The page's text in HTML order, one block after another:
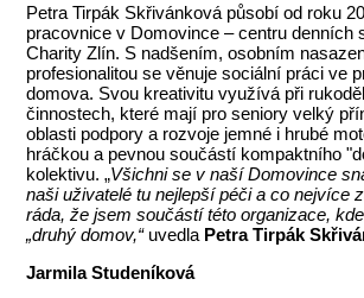
Petra Tirpák Skřivánková působí od roku
pracovnice v Domovince – centru denních
Charity Zlín. S nadšením, osobním
profesionalitou se věnuje sociální práci ve
domova. Svou kreativitu využívá při
činnostech, které mají pro seniory velký
oblasti podpory a rozvoje jemné i hrubé
hráčkou a pevnou součástí kompaktního
kolektivu. „Všichni se v naší Domovince
naši uživatelé tu nejlepší péči a co nejvíce
ráda, že jsem součástí této organizace,
„druhý domov,“uvedla Petra Tirpák
Jarmila Studeníková